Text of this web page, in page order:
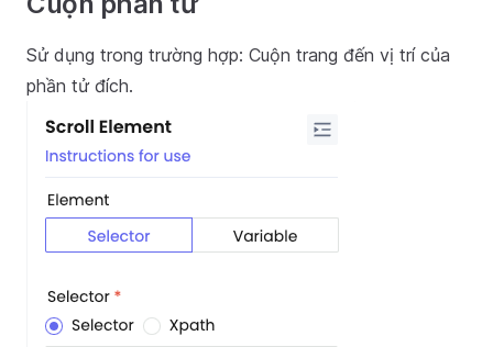
Sử dụng trong trường hợp: Cuộn trang đến vị trí của
phần tử đích.